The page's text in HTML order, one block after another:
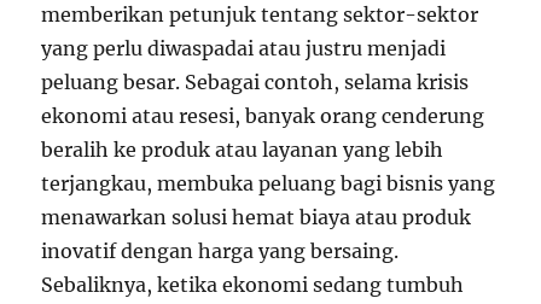
memberikan petunjuk tentang sektor-sektor
yang perlu diwaspadai atau justru menjadi
peluang besar. Sebagai contoh, selama krisis
ekonomi atau resesi, banyak orang cenderung
beralih ke produk atau layanan yang lebih
terjangkau, membuka peluang bagi bisnis yang
menawarkan solusi hemat biaya atau produk
inovatif dengan harga yang bersaing.
Sebaliknya, ketika ekonomi sedang tumbuh